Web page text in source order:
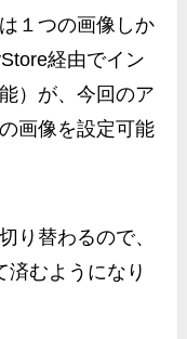
１つの画像しか
経由でイン
）が、今回のア
画像を設定可能
り替わるので、
済むようになり